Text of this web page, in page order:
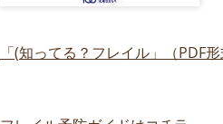
「(知ってる？フレイル」（PDF形